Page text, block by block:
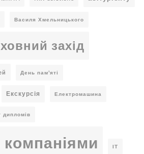
Василя Хмельницького
захід
День пам'яті
Екскурсія Електромашина
дипломів
ІТ